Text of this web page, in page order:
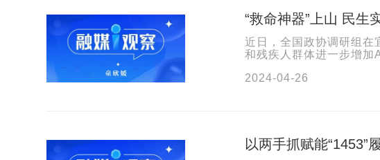
“救命神器”
近日，全国政协调研组在
和残疾人群体进一步增加
2024-04-26
以两手抓赋能“1453”